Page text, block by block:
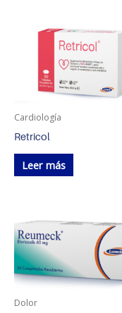
Cardiología
Retricol
Leer más
Dolor